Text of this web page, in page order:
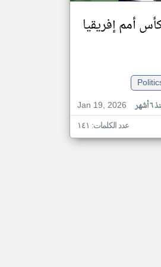
أمم إفريقيا
Jan 19, 2026
أشهر
عدد الكلمات: ١٤١